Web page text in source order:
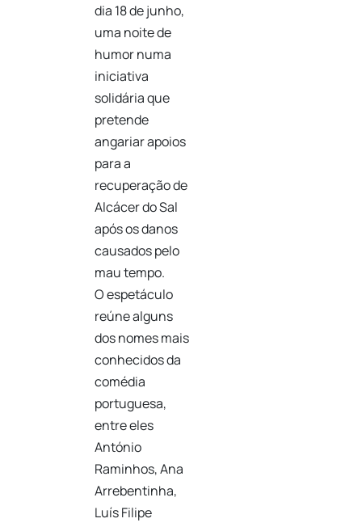
dia 18 de junho,
uma noite de
humor numa
iniciativa
solidária que
pretende
angariar apoios
para a
recuperação de
Alcácer do Sal
após os danos
causados pelo
mau tempo.
O espetáculo
reúne alguns
dos nomes mais
conhecidos da
comédia
portuguesa,
entre eles
António
Raminhos, Ana
Arrebentinha,
Luís Filipe